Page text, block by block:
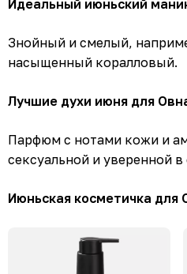
Идеальный июньский
Знойный и смелый,
насыщенный коралловый.
Лучшие духи июня для
Парфюм с нотами кожи и
сексуальной и уверенной в
Июньская косметичка для